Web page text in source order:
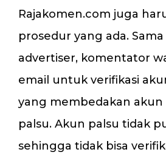
Rajakomen.com juga
prosedur yang ada.
advertiser, komentator
email untuk verifikasi
yang membedakan akun
palsu. Akun palsu tidak
sehingga tidak bisa